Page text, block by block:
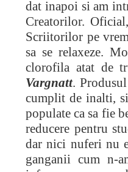
dat inapoi si am
Creatorilor.
Scriitorilor pe
sa se relaxeze.
clorofila atat de
Vargnatt.
cumplit de inalti,
populate ca sa fie
reducere pentru
dar nici nuferi nu
ganganii cum n-